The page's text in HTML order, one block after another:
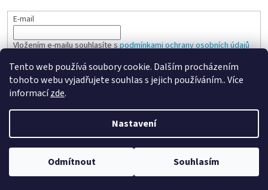
Tento web používá soubory cookie. Dalším procházením
tohoto webu vyjadřujete souhlas s jejich používáním.. Více
informacízde.
Nastavení
Odmítnout Souhlasím
E-mail
Vložením e-mailu souhlasíte spodmínkami ochrany osobních údajů
PŘIHLÁSIT SE
Vytvořil Shoptet
Copyright 2026Spokojená kancelář . Všechna práva vyhrazena.